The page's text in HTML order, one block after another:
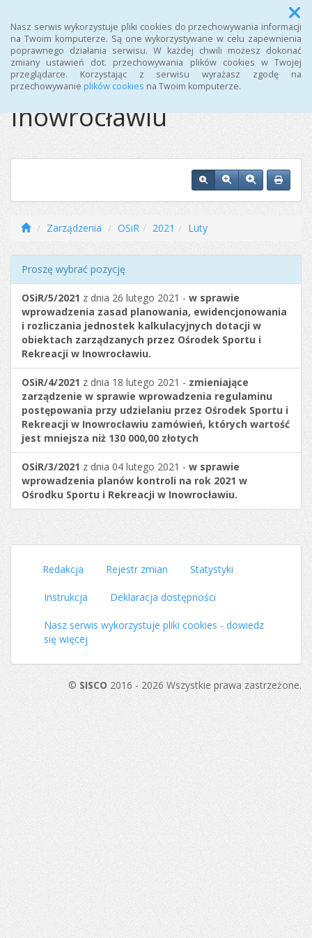
Nasz serwis wykorzystuje pliki cookies do przechowywania informacji
na Twoim komputerze. Są one wykorzystywane w celu zapewnienia
poprawnego działania serwisu. W każdej chwili możesz dokonać
zmiany ustawień dot. przechowywania plików cookies w Twojej
przeglądarce. Korzystając z serwisu wyrażasz zgodę na
przechowywanie plików cookies na Twoim komputerze.
Menu
Ośrodek Sportu i
Rekreacji w
Inowrocławiu
Zarządzenia OSiR 2021 Luty
Proszę wybrać pozycję
OSiR/5/2021 z dnia 26 lutego 2021 - w sprawie
wprowadzenia zasad planowania, ewidencjonowania
i rozliczania jednostek kalkulacyjnych dotacji w
obiektach zarządzanych przez Ośrodek Sportu i
Rekreacji w Inowrocławiu.
OSiR/4/2021 z dnia 18 lutego 2021 - zmieniające
zarządzenie w sprawie wprowadzenia regulaminu
postępowania przy udzielaniu przez Ośrodek Sportu i
Rekreacji w Inowrocławiu zamówień, których wartość
jest mniejsza niż 130 000,00 złotych
OSiR/3/2021 z dnia 04 lutego 2021 - w sprawie
wprowadzenia planów kontroli na rok 2021 w
Ośrodku Sportu i Rekreacji w Inowrocławiu.
Redakcja Rejestr zmian Statystyki
Instrukcja Deklaracja dostępności
Nasz serwis wykorzystuje pliki cookies - dowiedz
się więcej
© SISCO 2016 - 2026 Wszystkie prawa zastrzeżone.